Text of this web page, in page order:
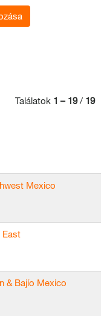
Találatok 1 – 19/ 19
Mexico
East
& Bajío Mexico